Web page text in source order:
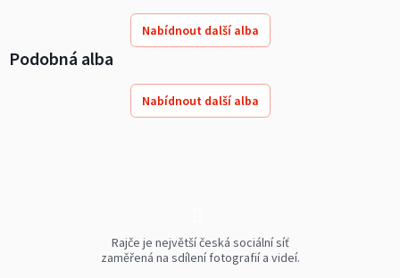
Nabídnout další alba
Podobná alba
Nabídnout další alba
Rajče je největší česká sociální síť
zaměřená na sdílení fotografií a videí.